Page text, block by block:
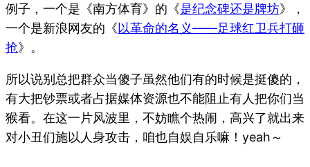
例子，一个是《南方体育》的《是纪念碑还是牌坊》，
一个是新浪网友的《以革命的名义——足球红卫兵打砸
抢》。
所以说别总把群众当傻子虽然他们有的时候是挺傻的，
有大把钞票或者占据媒体资源也不能阻止有人把你们当
猴看。在这一片风波里，不妨瞧个热闹，高兴了就出来
对小丑们施以人身攻击，咱也自娱自乐嘛！yeah～